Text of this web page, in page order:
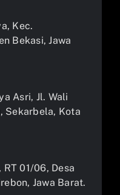
Kec.
Bekasi, Jawa
Asri, Jl. Wali
Sekarbela, Kota
RT 01/06, Desa
Jawa Barat.